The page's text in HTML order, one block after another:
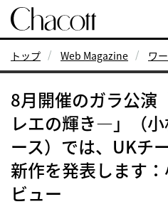
トップ Web Magazine ワ
8月開催のガラ公
レエの輝き―」（
ース）では、UKチ
新作を発表します
ビュー